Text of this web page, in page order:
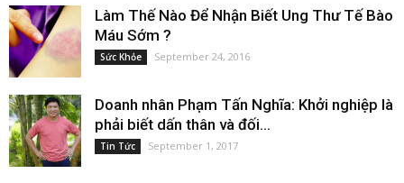
Làm Thế Nào Để Nhận Biết Ung Thư Tế Bào
Máu Sớm ?
Sức Khỏe September 24, 2016
Doanh nhân Phạm Tấn Nghĩa: Khởi nghiệp là
phải biết dấn thân và đối...
Tin Tức September 1, 2017